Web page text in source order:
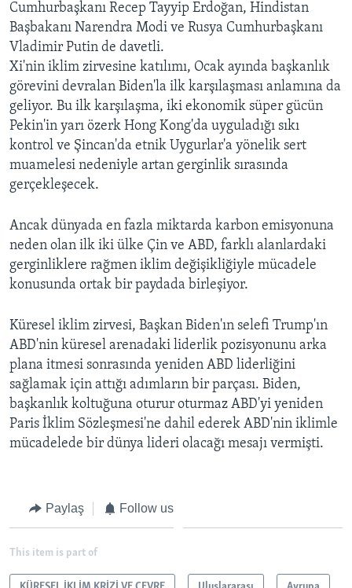
Cumhurbaşkanı Recep Tayyip Erdoğan, Hindistan
Başbakanı Narendra Modi ve Rusya Cumhurbaşkanı
Vladimir Putin de davetli.
Xi'nin iklim zirvesine katılımı, Ocak ayında başkanlık
görevini devralan Biden'la ilk karşılaşması anlamına da
geliyor. Bu ilk karşılaşma, iki ekonomik süper gücün
Pekin'in yarı özerk Hong Kong'da uyguladığı sıkı
kontrol ve Şincan'da etnik Uygurlar'a yönelik sert
muamelesi nedeniyle artan gerginlik sırasında
gerçekleşecek.
Ancak dünyada en fazla miktarda karbon emisyonuna
neden olan ilk iki ülke Çin ve ABD, farklı alanlardaki
gerginliklere rağmen iklim değişikliğiyle mücadele
konusunda ortak bir paydada birleşiyor.
Küresel iklim zirvesi, Başkan Biden'ın selefi Trump'ın
ABD'nin küresel arenadaki liderlik pozisyonunu arka
plana itmesi sonrasında yeniden ABD liderliğini
sağlamak için attığı adımların bir parçası. Biden,
başkanlık koltuğuna oturur oturmaz ABD'yi yeniden
Paris İklim Sözleşmesi'ne dahil ederek ABD'nin iklimle
mücadelede bir dünya lideri olacağı mesajı vermişti.
Paylaş Follow us
This item is part of